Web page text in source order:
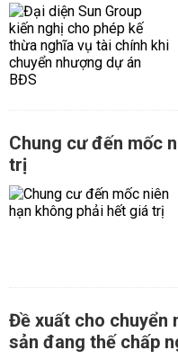
Chung cư đến mốc
trị
Đề xuất cho chuyển
sản đang thế chấp